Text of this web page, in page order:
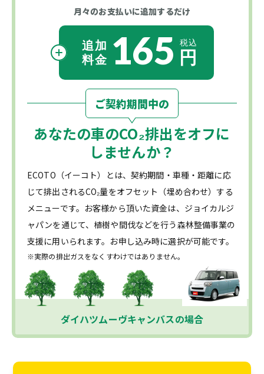
月々のお支払いに追加するだけ
165
ご契約期間中の
あなたの車のCO₂排出をオフに
しませんか？
ECOTO（イーコト）とは、契約期間・車種・距離に応
じて排出されるCO₂量をオフセット（埋め合わせ）する
メニューです。お客様から頂いた資金は、ジョイカルジ
ャパンを通じて、植樹や間伐などを行う森林整備事業の
支援に用いられます。お申し込み時に選択が可能です。
※実際の排出ガスをなくすわけではありません。
ダイハツムーヴキャンバスの場合